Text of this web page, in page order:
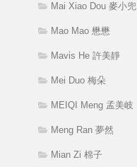
Mai Xiao Dou 麥小兜
Mao Mao 懋懋
Mavis He 許美靜
Mei Duo 梅朵
MEIQI Meng 孟美岐
Meng Ran 夢然
Mian Zi 棉子